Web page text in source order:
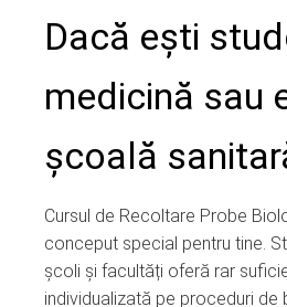
Dacă ești
medicină sau
școală
Cursul de Recoltare Probe
conceput special pentru tine.
școli și facultăți oferă rar
individualizată pe proceduri de